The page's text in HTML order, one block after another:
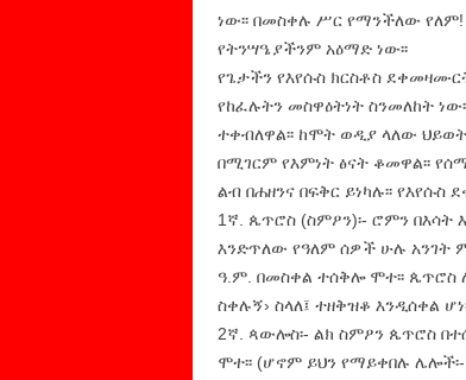
ነው፡፡ በመስቀሉ ሥር የማንችለው
የትንሣዔያችንም አዕማድ ነው፡፡
የጌታችን የእየሱስ ክርስቶስ
የከፈሉትን መስዋዕትነት ስንመለከት
ተቀብለዋል፡፡ ከሞት ወዲያ ላለው
በሚገርም የእምነት ፅናት ቆመዋል፡፡
ልብ በሐዘንና በፍቅር ይነካሉ፡፡
1ኛ. ጴጥሮስ (ስምዖን)፡- ሮምን
እንድጥለው የዓለም ሰዎች ሁሉ አንገት
ዓ.ም. በመስቀል ተሰቅሎ ሞተ፡፡ ጴጥሮስ
ስቀሉኝ› ስላለ፤ ተዘቅዝቆ እንዲሰቀል
2ኛ. ጳውሎስ፡- ልክ ስምዖን ጴጥሮስ
ሞተ፡፡ (ሆኖም ይህን የማይቀበሉ